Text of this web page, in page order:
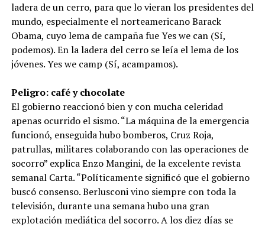
ladera de un cerro, para que lo vieran los presidentes del
mundo, especialmente el norteamericano Barack
Obama, cuyo lema de campaña fue Yes we can (Sí,
podemos). En la ladera del cerro se leía el lema de los
jóvenes. Yes we camp (Sí, acampamos).
Peligro: café y chocolate
El gobierno reaccionó bien y con mucha celeridad
apenas ocurrido el sismo. “La máquina de la emergencia
funcionó, enseguida hubo bomberos, Cruz Roja,
patrullas, militares colaborando con las operaciones de
socorro” explica Enzo Mangini, de la excelente revista
semanal Carta. “Políticamente significó que el gobierno
buscó consenso. Berlusconi vino siempre con toda la
televisión, durante una semana hubo una gran
explotación mediática del socorro. A los diez días se